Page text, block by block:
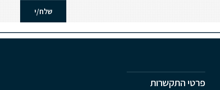
פרטי התקשרות